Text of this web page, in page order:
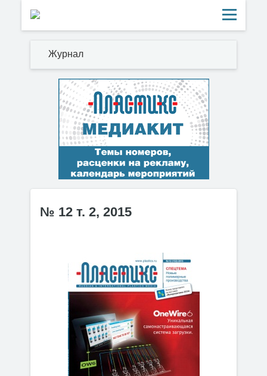
Журнал
№ 12 т. 2, 2015